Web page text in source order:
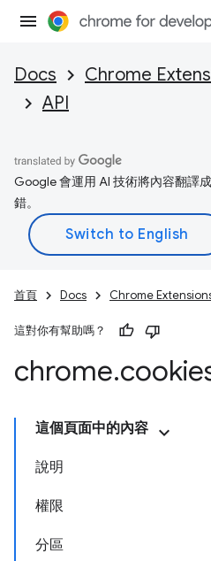
Docs Chrome
API
Google 會運用 AI 技術將內容翻譯
錯。
首頁 Docs Chrome
這對你有幫助嗎？
chrome.
這個頁面中的內容
說明
權限
分區